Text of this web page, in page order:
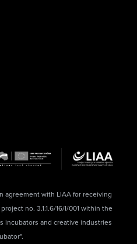
agreement with LIAA for receiving
no. 3.1.1.6/16/I/001 within the
incubators and creative industries